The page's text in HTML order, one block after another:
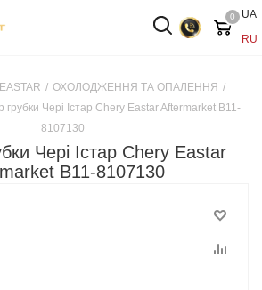
UA
RU
0
EASTAR / ОХОЛОДЖЕННЯ ТА ОПАЛЕННЯ /
грубки Чері Істар Chery Eastar Aftermarket B11-
8107130
Чері Істар Chery Eastar
B11-8107130